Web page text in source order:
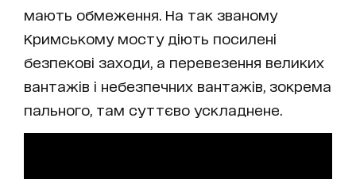
мають обмеження. На так званому
Кримському мосту діють посилені
безпекові заходи, а перевезення великих
вантажів і небезпечних вантажів, зокрема
пального, там суттєво ускладнене.